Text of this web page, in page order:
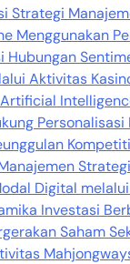
Strategi
Menggunakan
Hubungan
Aktivitas
Personalisasi
Digital
Investasi
Saham